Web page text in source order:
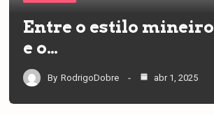
Entre o estilo mineiro
e o…
By RodrigoDobre abr 1, 2025